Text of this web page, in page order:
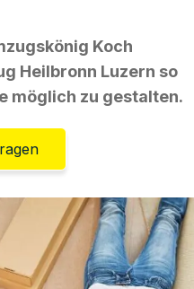
Koch
Heilbronn Luzern so
möglich zu gestalten.